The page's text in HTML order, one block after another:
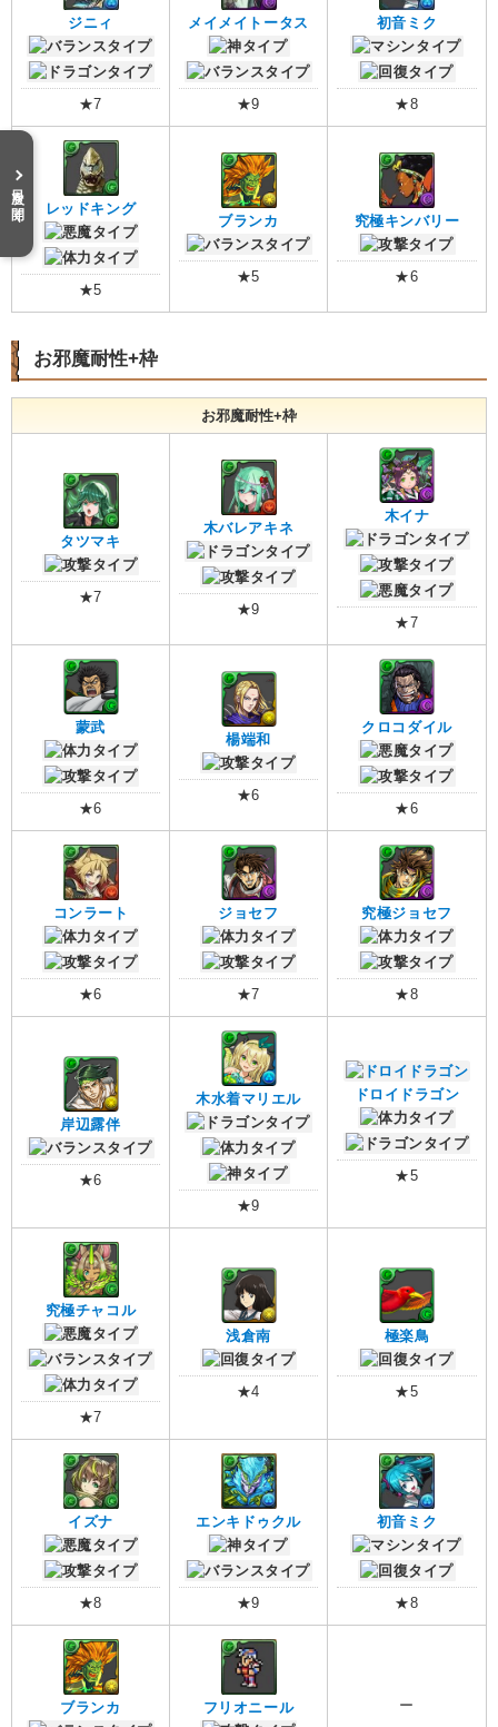
ジニィ
★7
メイメイトータス
★9
初音ミク
★8
レッドキング
★5
ブランカ
★5
究極キンバリー
★6
お邪魔耐性+枠
お邪魔耐性+枠
タツマキ
★7
木バレアキネ
★9
木イナ
★7
蒙武
★6
楊端和
★6
クロコダイル
★6
コンラート
★6
ジョセフ
★7
究極ジョセフ
★8
岸辺露伴
★6
木水着マリエル
★9
ドロイドラゴン
★5
究極チャコル
★7
浅倉南
★4
極楽鳥
★5
イズナ
★8
エンキドゥクル
★9
初音ミク
★8
ブランカ フリオニール ー
目次を開く